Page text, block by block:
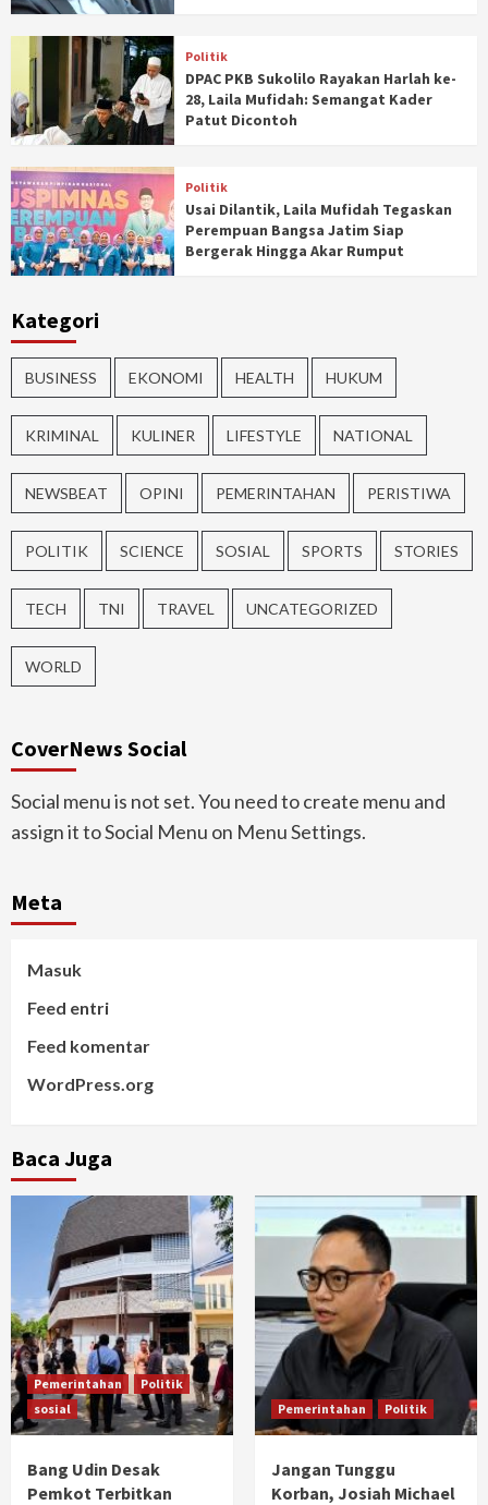
Politik
DPAC PKB Sukolilo Rayakan Harlah ke-
28, Laila Mufidah: Semangat Kader
Patut Dicontoh
Politik
Usai Dilantik, Laila Mufidah Tegaskan
Perempuan Bangsa Jatim Siap
Bergerak Hingga Akar Rumput
Kategori
BUSINESS EKONOMI HEALTH HUKUM
KRIMINAL KULINER LIFESTYLE NATIONAL
NEWSBEAT OPINI PEMERINTAHAN PERISTIWA
POLITIK SCIENCE SOSIAL SPORTS STORIES
TECH TNI TRAVEL UNCATEGORIZED
WORLD
CoverNews Social
Social menu is not set. You need to create menu and
assign it to Social Menu on Menu Settings.
Meta
Masuk
Feed entri
Feed komentar
WordPress.org
Baca Juga
Pemerintahan
Politik
sosial
Bang Udin Desak
Pemkot Terbitkan
Pemerintahan Politik
Jangan Tunggu
Korban, Josiah Michael